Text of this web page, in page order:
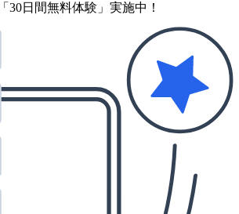
日間無料体験」実施中！